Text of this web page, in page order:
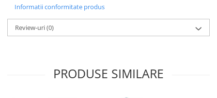
Echipamente pt incalzire
Paturi electrice cu incalzire
Kituri de siguranta si supravietuire
Informatii conformitate produs
Review-uri(0)
PRODUSE SIMILARE